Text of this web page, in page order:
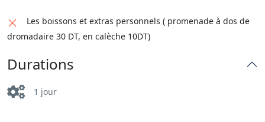
Les boissons et extras personnels ( promenade à dos de
dromadaire 30 DT, en calèche 10DT)
Durations
1 jour